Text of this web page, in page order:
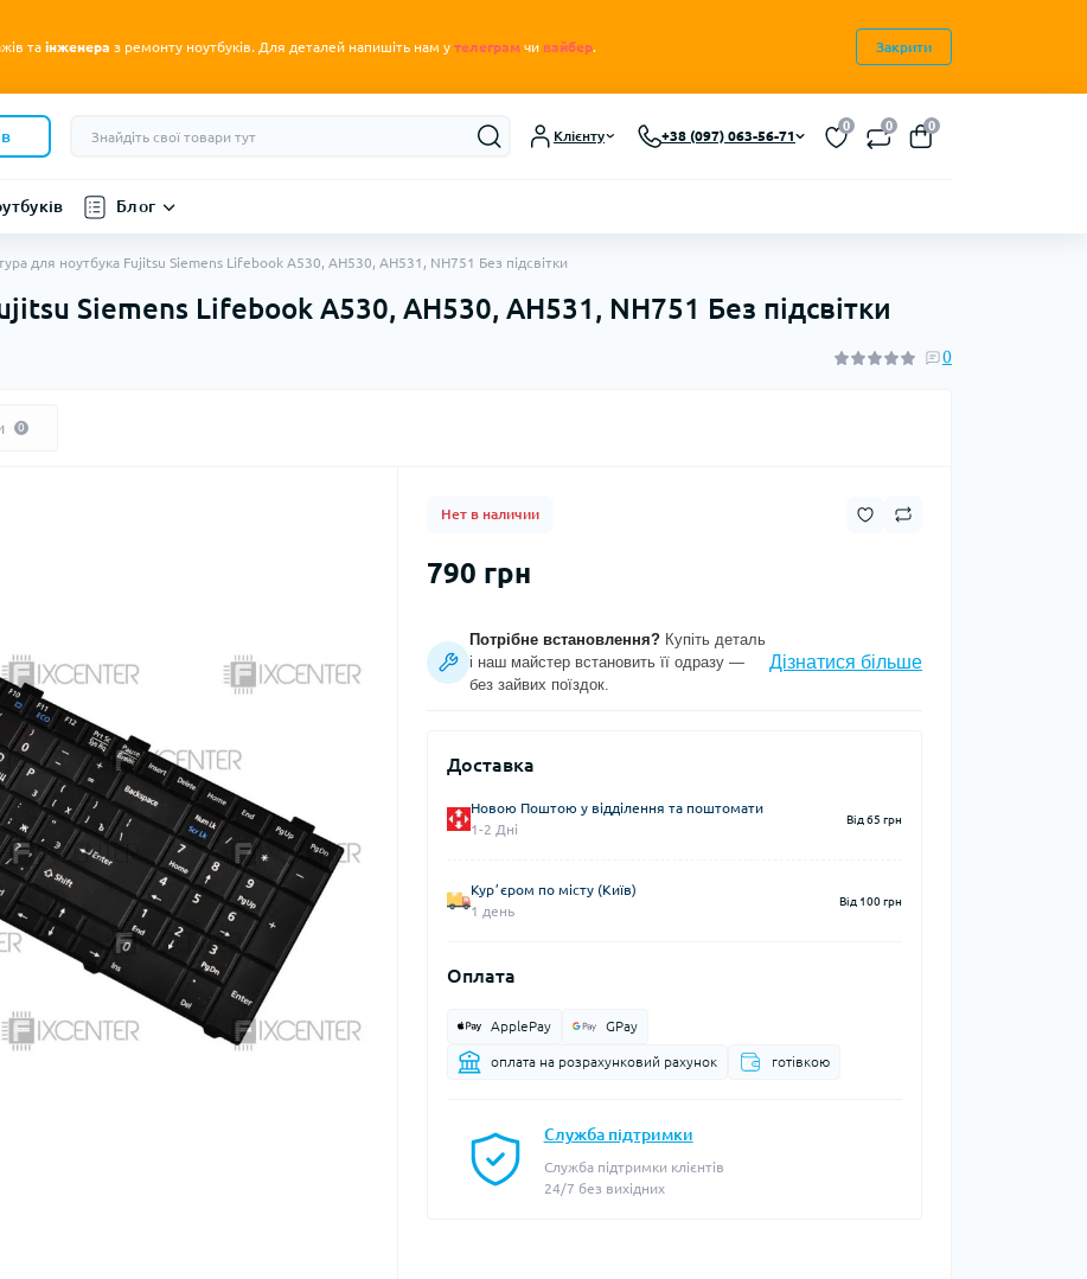
та інженера з ремонту ноутбуків. Для деталей напишіть нам у телеграм чи вайбер. Закрити
Клієнту +38 (097) 063-56-71
0 0 0
Блог
для ноутбука Fujitsu Siemens Lifebook A530, AH530, AH531, NH751 Без підсвітки
Siemens Lifebook A530, AH530, AH531, NH751 Без підсвітки
0
0
Нет в наличии
790 грн
Потрібне встановлення?Купіть деталь
і наш майстер встановить її одразу —
без зайвих поїздок.
Дізнатися більше
Доставка
Новою Поштою у відділення та поштомати
1-2 Дні
Від 65 грн
Курʼєром по місту (Київ)
1 день
Від 100 грн
Оплата
ApplePay GPay
оплата на розрахунковий рахунок готівкою
Служба підтримки
Служба підтримки клієнтів
24/7 без вихідних